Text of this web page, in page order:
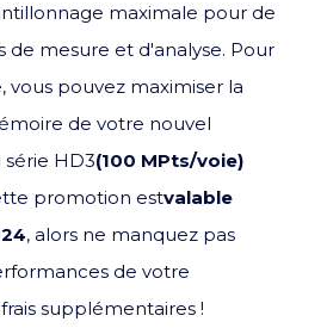
maximale pour de
de mesure et d'analyse. Pour
vous pouvez maximiser la
de votre nouvel
HD3(100 MPts/voie)
promotion estvalable
, alors ne manquez pas
de votre
supplémentaires !